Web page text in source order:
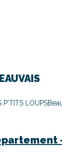
P'TITS LOUPS